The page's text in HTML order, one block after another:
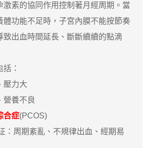
素的協同作用控制著月經周期。當
體功能不足時，子宮內膜不能按節奏
致出血時間延長、斷斷續續的點滴
：
力大
養不良
合症(PCOS)
周期紊亂、不規律出血、經期易